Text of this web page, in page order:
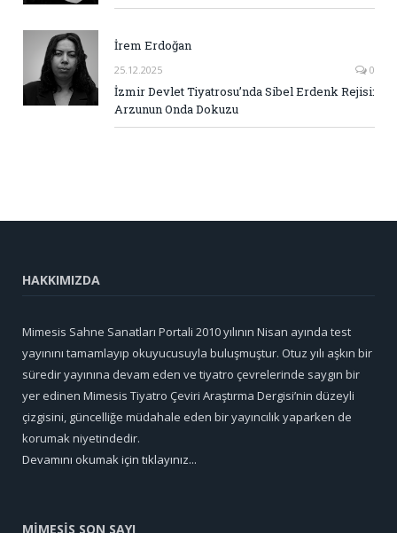
İrem Erdoğan
25.12.2025 0
İzmir Devlet Tiyatrosu’nda Sibel Erdenk Rejisi:
Arzunun Onda Dokuzu
HAKKIMIZDA
Mimesis Sahne Sanatları Portali 2010 yılının Nisan ayında test
yayınını tamamlayıp okuyucusuyla buluşmuştur. Otuz yılı aşkın bir
süredir yayınına devam eden ve tiyatro çevrelerinde saygın bir
yer edinen Mimesis Tiyatro Çeviri Araştırma Dergisi’nin düzeyli
çizgisini, güncelliğe müdahale eden bir yayıncılık yaparken de
korumak niyetindedir.
Devamını okumak için tıklayınız...
MİMESİS SON SAYI